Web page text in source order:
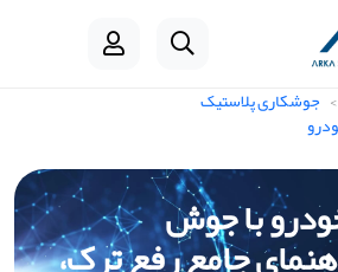
جوشکاری پلاستیک
با جوش
جامع رفع ترک،